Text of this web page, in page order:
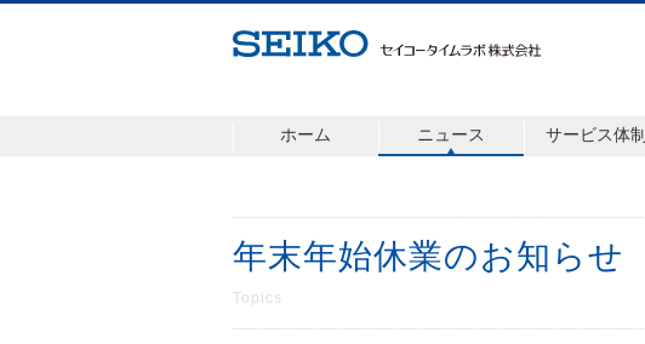
ホーム ニュース サービス体制
年末年始休業のお知らせ
Topics